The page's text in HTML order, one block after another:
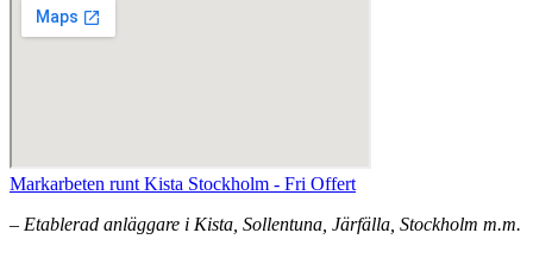
Markarbeten runt Kista Stockholm - Fri Offert
– Etablerad anläggare i Kista, Sollentuna, Järfälla, Stockholm m.m.